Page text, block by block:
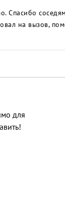
Спасибо
на вызов,
для